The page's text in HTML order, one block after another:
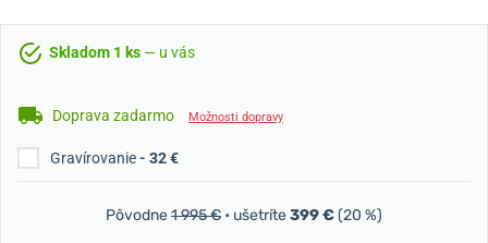
Skladom 1 ks — u vás
Doprava zadarmo Možnosti dopravy
Gravírovanie- 32 €
Pôvodne1 995 € • ušetríte399 €(20 %)